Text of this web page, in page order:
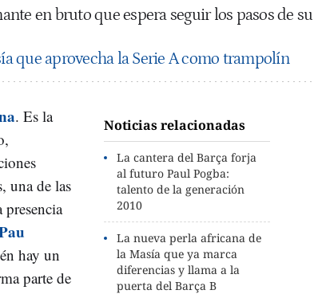
en bruto que espera seguir los pasos de su
que aprovecha la Serie A como trampolín
Noticias relacionadas
La cantera del Barça forja
al futuro Paul Pogba:
talento de la generación
2010
La nueva perla africana de
la Masía que ya marca
diferencias y llama a la
puerta del Barça B
. Es la
una de las
presencia
hay un
parte de